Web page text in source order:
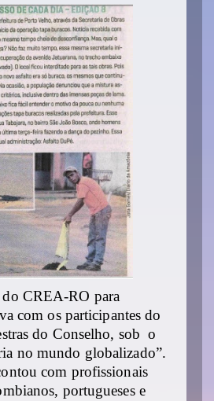
CREA-RO para
com os participantes do
do Conselho, sob o
no mundo globalizado”.
com profissionais
portugueses e